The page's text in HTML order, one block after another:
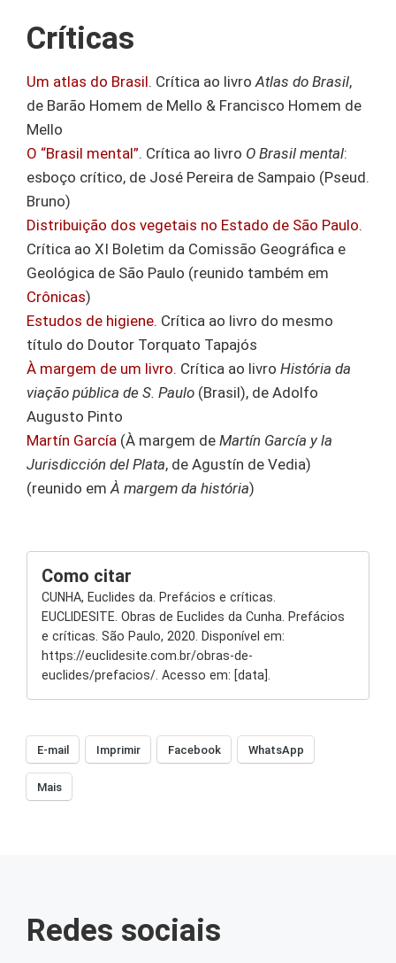
Críticas
Um atlas do Brasil. Crítica ao livroAtlas do Brasil,
de Barão Homem de Mello & Francisco Homem de
Mello
O “Brasil mental”. Crítica ao livro O Brasil mental:
esboço crítico, de José Pereira de Sampaio (Pseud.
Bruno)
Distribuição dos vegetais no Estado de São Paulo.
Crítica ao XI Boletim da Comissão Geográfica e
Geológica de São Paulo (reunido também em
Crônicas)
Estudos de higiene. Crítica ao livro do mesmo
título do Doutor Torquato Tapajós
À margem de um livro. Crítica ao livro História da
viação pública de S. Paulo (Brasil), de Adolfo
Augusto Pinto
Martín García (À margem de Martín García y la
Jurisdicción del Plata, de Agustín de Vedia)
(reunido emÀ margem da história)
Como citar
CUNHA, Euclides da. Prefácios e críticas.
EUCLIDESITE. Obras de Euclides da Cunha. Prefácios
e críticas. São Paulo, 2020. Disponível em:
https://euclidesite.com.br/obras-de-
euclides/prefacios/. Acesso em: [data].
E-mail Imprimir Facebook WhatsApp
Mais
Redes sociais